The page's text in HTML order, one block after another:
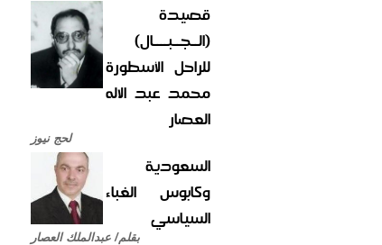
قصيدة
(الــجــبــــال)
للراحل الأسطورة
محمد عبد الاله
العصار
لحج نيوز
السعودية
وكابوس الغباء
السياسي
بقلم/ عبدالملك العصار